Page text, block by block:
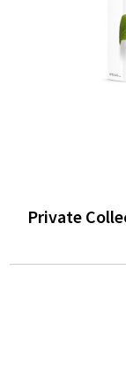
Private